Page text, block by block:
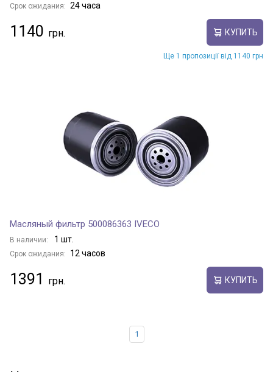
Срок ожидания: 24 часа
1140 КУПИТЬ
Ще 1 пропозиції від 1140 грн
Масляный фильтр 500086363 IVECO
В наличии: 1 шт.
Срок ожидания: 12 часов
1391 КУПИТЬ
1